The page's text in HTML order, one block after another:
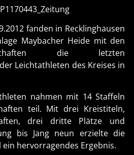
fanden in Recklinghausen
Maybacher Heide mit den
die letzten
Leichtathleten des Kreises in
nahmen mit 14 Staffeln
teil. Mit drei Kreistiteln,
drei dritte Plätze und
bis Jang neun erzielte die
hervorragendes Ergebnis.